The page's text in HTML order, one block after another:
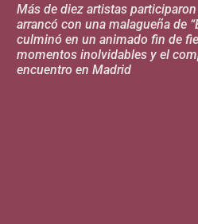
Más de diez artistas
arrancó con una malagueña de
culminó en un animado fin de
momentos inolvidables y el
encuentro en Madrid